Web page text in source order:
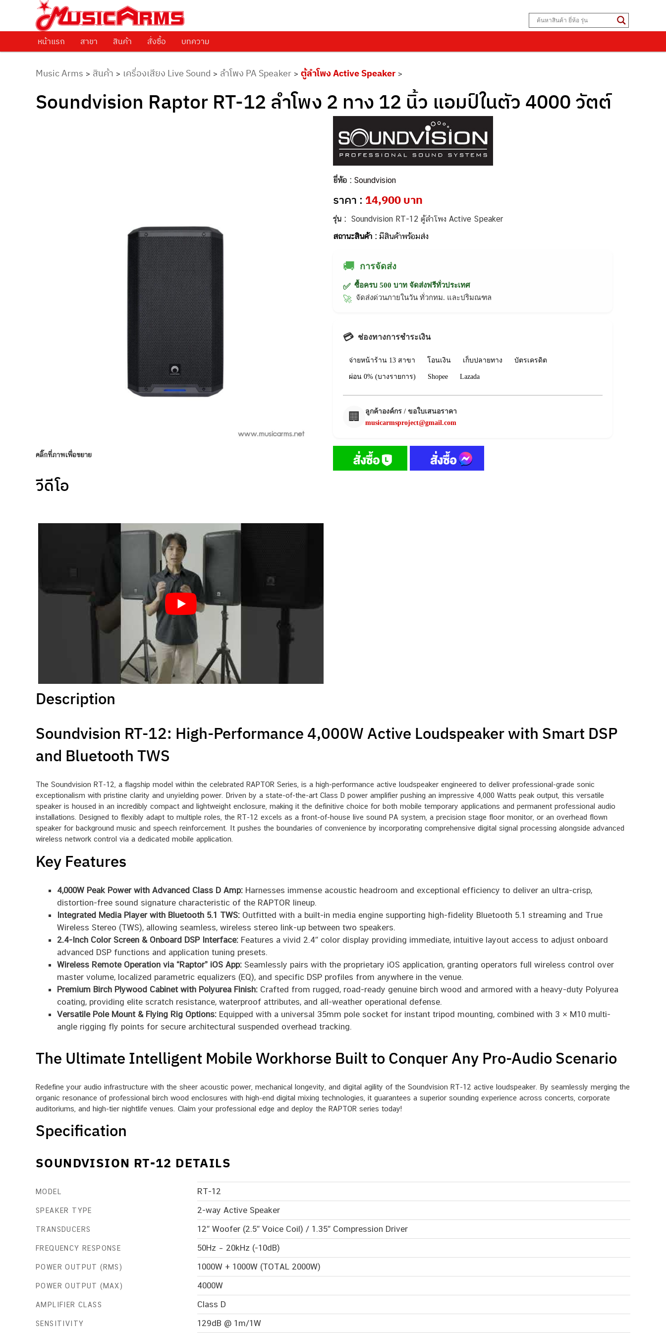
Music Arms
ศูนย์รวมครื่องดนตรีทุกชนิด ตั้งแต่เริ่มต้นถึงมืออาชีพ
Skip to primary content
หน้าแรก สาขา สินค้า สั่งซื้อ บทความ
Music Arms > สินค้า > เครื่องเสียง Live Sound > ลำโพง PA Speaker > ตู้ลำโพง Active Speaker >
Soundvision Raptor RT-12 ลำโพง 2 ทาง 12 นิ้ว แอมป์ในตัว 4000 วัตต์
คลิ๊กที่ภาพเพื่อขยาย
ยี่ห้อ : Soundvision
ราคา : 14,900 บาท
รุ่น : Soundvision RT-12 ตู้ลำโพง Active Speaker
สถานะสินค้า : มีสินค้าพร้อมส่ง
🚚 การจัดส่ง
✅ ซื้อครบ 500 บาท จัดส่งฟรีทั่วประเทศ
🚀 จัดส่งด่วนภายในวัน ทั่วกทม. และปริมณฑล
💳 ช่องทางการชำระเงิน
จ่ายหน้าร้าน 13 สาขา โอนเงิน เก็บปลายทาง บัตรเครดิต
ผ่อน 0% (บางรายการ) Shopee Lazada
🏢
ลูกค้าองค์กร / ขอใบเสนอราคา
musicarmsproject@gmail.com
วีดีโอ
Description
Soundvision RT-12: High-Performance 4,000W Active Loudspeaker with Smart DSP
and Bluetooth TWS
The Soundvision RT-12, a flagship model within the celebrated RAPTOR Series, is a high-performance active loudspeaker engineered to deliver professional-grade sonic
exceptionalism with pristine clarity and unyielding power. Driven by a state-of-the-art Class D power amplifier pushing an impressive 4,000 Watts peak output, this versatile
speaker is housed in an incredibly compact and lightweight enclosure, making it the definitive choice for both mobile temporary applications and permanent professional audio
installations. Designed to flexibly adapt to multiple roles, the RT-12 excels as a front-of-house live sound PA system, a precision stage floor monitor, or an overhead flown
speaker for background music and speech reinforcement. It pushes the boundaries of convenience by incorporating comprehensive digital signal processing alongside advanced
wireless network control via a dedicated mobile application.
Key Features
4,000W Peak Power with Advanced Class D Amp:Harnesses immense acoustic headroom and exceptional efficiency to deliver an ultra-crisp,
distortion-free sound signature characteristic of the RAPTOR lineup.
Integrated Media Player with Bluetooth 5.1 TWS:Outfitted with a built-in media engine supporting high-fidelity Bluetooth 5.1 streaming and True
Wireless Stereo (TWS), allowing seamless, wireless stereo link-up between two speakers.
2.4-Inch Color Screen & Onboard DSP Interface:Features a vivid 2.4″ color display providing immediate, intuitive layout access to adjust onboard
advanced DSP functions and application tuning presets.
Wireless Remote Operation via “Raptor” iOS App:Seamlessly pairs with the proprietary iOS application, granting operators full wireless control over
master volume, localized parametric equalizers (EQ), and specific DSP profiles from anywhere in the venue.
Premium Birch Plywood Cabinet with Polyurea Finish:Crafted from rugged, road-ready genuine birch wood and armored with a heavy-duty Polyurea
coating, providing elite scratch resistance, waterproof attributes, and all-weather operational defense.
Versatile Pole Mount & Flying Rig Options:Equipped with a universal 35mm pole socket for instant tripod mounting, combined with 3 × M10 multi-
angle rigging fly points for secure architectural suspended overhead tracking.
The Ultimate Intelligent Mobile Workhorse Built to Conquer Any Pro-Audio Scenario
Redefine your audio infrastructure with the sheer acoustic power, mechanical longevity, and digital agility of the Soundvision RT-12 active loudspeaker. By seamlessly merging the
organic resonance of professional birch wood enclosures with high-end digital mixing technologies, it guarantees a superior sounding experience across concerts, corporate
auditoriums, and high-tier nightlife venues. Claim your professional edge and deploy the RAPTOR series today!
Specification
SOUNDVISION RT-12 DETAILS
MODEL RT-12
SPEAKER TYPE 2-way Active Speaker
TRANSDUCERS 12″ Woofer (2.5″ Voice Coil) / 1.35″ Compression Driver
FREQUENCY RESPONSE 50Hz – 20kHz (-10dB)
POWER OUTPUT (RMS) 1000W + 1000W (TOTAL 2000W)
POWER OUTPUT (MAX) 4000W
AMPLIFIER CLASS Class D
SENSITIVITY 129dB @ 1m/1W